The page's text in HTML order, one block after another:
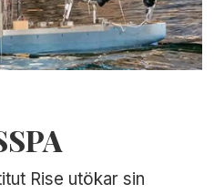
Rise utökar sin